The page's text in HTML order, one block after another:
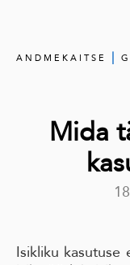
ANDMEKAITSE |
Mida
Isikliku kasutuse